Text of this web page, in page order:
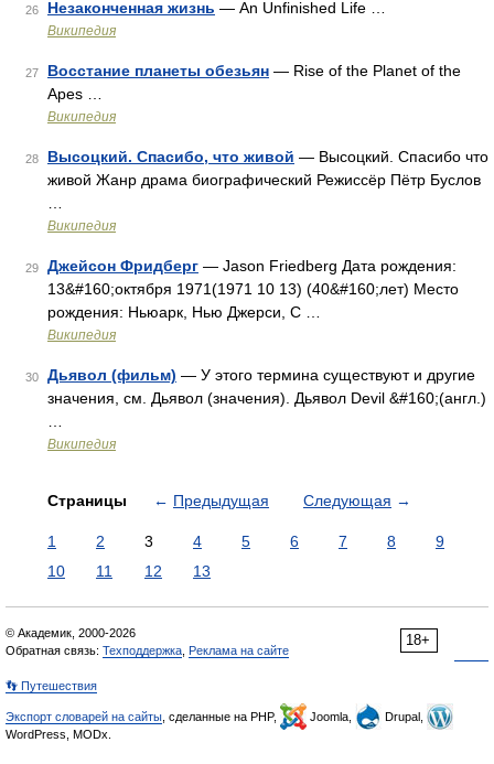
26 Незаконченная жизнь — An Unfinished Life …
Википедия
27 Восстание планеты обезьян — Rise of the Planet of the
Apes …
Википедия
28 Высоцкий. Спасибо, что живой — Высоцкий. Спасибо что
живой Жанр драма биографический Режиссёр Пётр Буслов
Википедия
29 Джейсон Фридберг — Jason Friedberg Дата рождения:
13&#160;октября 1971(1971 10 13) (40&#160;лет) Место
рождения: Ньюарк, Нью Джерси, С …
Википедия
30 Дьявол (фильм) — У этого термина существуют и другие
значения, см. Дьявол (значения). Дьявол Devil &#160;(англ.)
Википедия
Страницы ← Предыдущая Следующая →
1 2 3 4 5 6 7 8
9
10
11 12 13
18+
© Академик, 2000-2026
Обратная связь: Техподдержка Реклама на сайте
👣 Путешествия
Экспорт словарей на сайты , сделанные на PHP, Joomla,
Drupal,
WordPress, MODx.